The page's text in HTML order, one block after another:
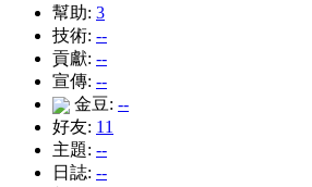
幫助: 3
技術: --
貢獻: --
宣傳: --
金豆: --
好友: 11
主題: --
日誌: --